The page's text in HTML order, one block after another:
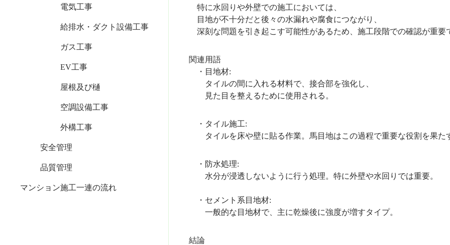
電気工事
給排水・ダクト設備工事
ガス工事
EV工事
屋根及び樋
空調設備工事
外構工事
安全管理
品質管理
マンション施工一連の流れ
特に水回りや外壁での施工においては、
目地が不十分だと後々の水漏れや腐食につながり、
深刻な問題を引き起こす可能性があるため、施工段階での確認が重要
関連用語
・目地材:
タイルの間に入れる材料で、接合部を強化し、
見た目を整えるために使用される。
・タイル施工:
タイルを床や壁に貼る作業。馬目地はこの過程で重要な役割を果た
・防水処理:
水分が浸透しないように行う処理。特に外壁や水回りでは重要。
・セメント系目地材:
一般的な目地材で、主に乾燥後に強度が増すタイプ。
結論